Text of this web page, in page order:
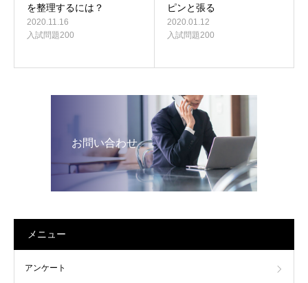
を整理するには？
2020.11.16
入試問題200
ピンと張る
2020.01.12
入試問題200
お問い合わせ
メニュー
アンケート